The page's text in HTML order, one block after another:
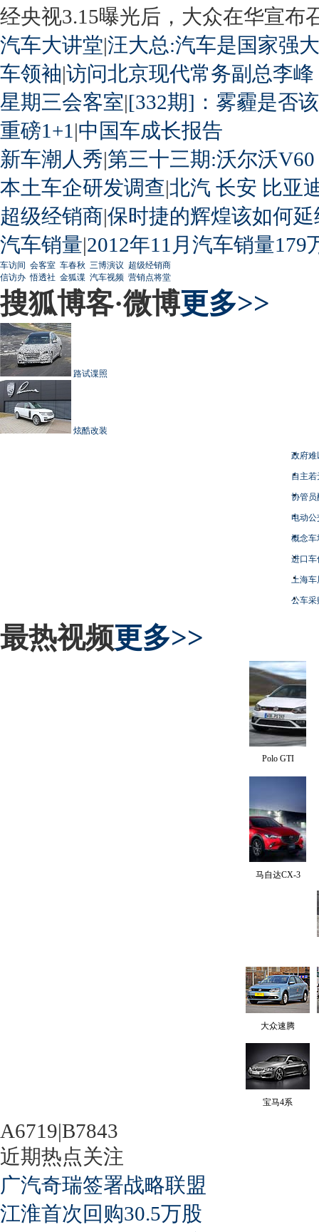
经央视3.15曝光后，大众在华宣布
汽车大讲堂|汪大总:汽车是国家强
车领袖|访问北京现代常务副总李峰
星期三会客室|[332期]：雾霾是否
重磅1+1 |中国车成长报告
新车潮人秀|第三十三期:沃尔沃
本土车企研发调查|北汽 长安 比亚
超级经销商|保时捷的辉煌该如何延
汽车销量|2012年11月汽车销量179
车访间 会客室 车春秋 三博演议 超级经销商
信访办 悟透社 金狐谍 汽车视频 营销点将堂
搜狐博客·微博更多>>
路试谍照
炫酷改装
政府难
自主
协管员
电动
概念车
进口车
上海
公车采
最热视频更多>>
Polo GTI
马自达CX-3
大众速腾
宝马4系
A6719|B7843
近期热点关注
广汽奇瑞签署战略联盟
江淮首次回购30.5万股